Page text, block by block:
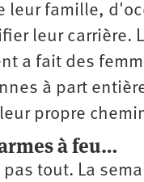
leur famille,
leur carrière.
a fait des
à part
propre
à feu…
pas tout. La